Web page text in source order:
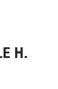
H.